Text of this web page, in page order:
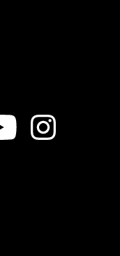
Instagram